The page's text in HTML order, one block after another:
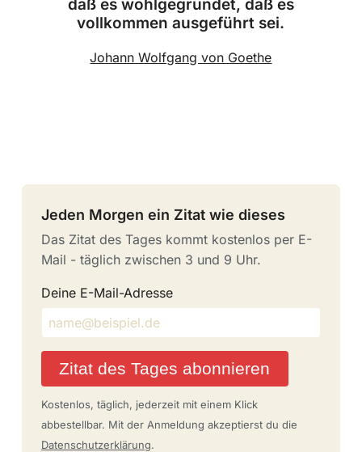
daß es wohlgegründet, daß es
vollkommen ausgeführt sei.
Johann Wolfgang von Goethe
Jeden Morgen ein Zitat wie dieses
Das Zitat des Tages kommt kostenlos per E-
Mail - täglich zwischen 3 und 9 Uhr.
Deine E-Mail-Adresse
Zitat des Tages abonnieren
Kostenlos, täglich, jederzeit mit einem Klick
abbestellbar. Mit der Anmeldung akzeptierst du die
Datenschutzerklärung.